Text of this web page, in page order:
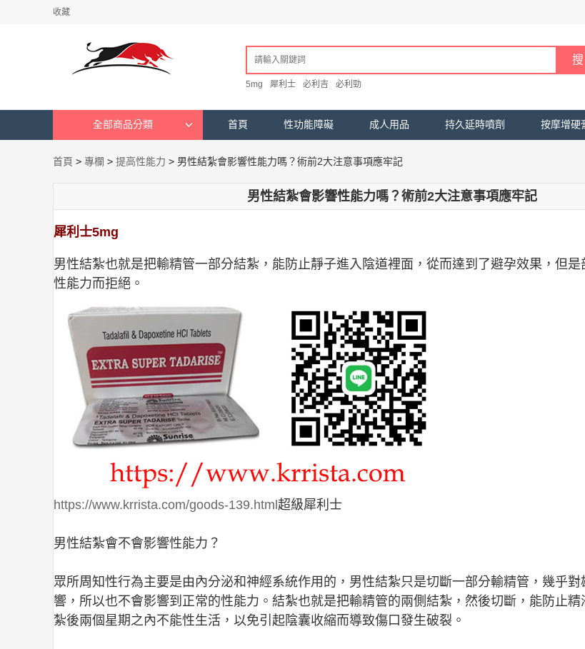
收藏
5mg 犀利士 必利吉 必利勁
全部商品分類 首頁 性功能障礙 成人用品 持久延時噴劑 按摩增硬
首頁 > 專欄 > 提高性能力 > 男性結紮會影響性能力嗎？術前2大注意事項應牢記
男性結紮會影響性能力嗎？術前2大注意事項應牢記
犀利士5mg
男性結紮也就是把輸精管一部分結紮，能防止靜子進入陰道裡面，從而達到了避孕效果，但是
性能力而拒絕。
https://www.krrista.com/goods-139.html 超級犀利士
男性結紮會不會影響性能力？
眾所周知性行為主要是由內分泌和神經系統作用的，男性結紮只是切斷一部分輸精管，幾乎
響，所以也不會影響到正常的性能力。結紮也就是把輸精管的兩側結紮，然後切斷，能防止
紮後兩個星期之內不能性生活，以免引起陰囊收縮而導致傷口發生破裂。